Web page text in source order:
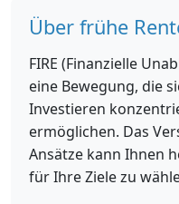
Über frühe
FIRE (Finanzielle
eine Bewegung, die
Investieren
ermöglichen. Das
Ansätze kann Ihnen
für Ihre Ziele zu